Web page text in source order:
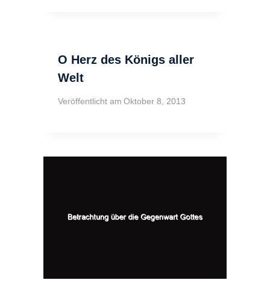
O Herz des Königs aller
Welt
Veröffentlicht am Oktober 8, 2013